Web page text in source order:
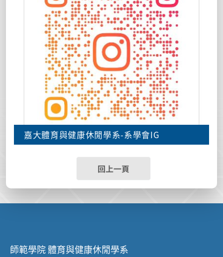
嘉大體育與健康休閒學系-系學會IG
回上一頁
師範學院 體育與健康休閒學系